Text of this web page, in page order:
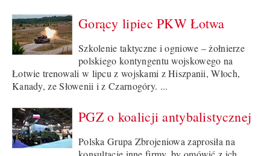
Gorący lipiec PKW Łotwa
Szkolenie taktyczne i ogniowe – żołnierze
polskiego kontyngentu wojskowego na
Łotwie trenowali w lipcu z wojskami z Hiszpanii, Włoch,
Kanady, ze Słowenii i z Czarnogóry. ...
PGZ o koalicji antybalistycznej
Polska Grupa Zbrojeniowa zaprosiła na